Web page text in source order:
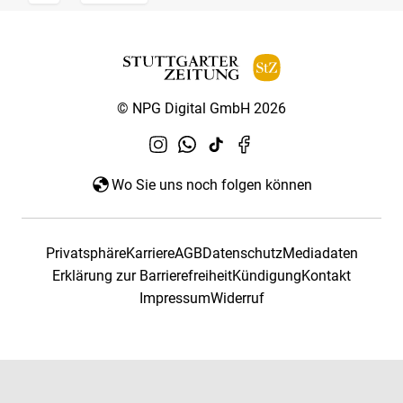
© NPG Digital GmbH 2026
Wo Sie uns noch folgen können
PrivatsphäreKarriereAGBDatenschutzMediadaten
Erklärung zur BarrierefreiheitKündigungKontakt
ImpressumWiderruf